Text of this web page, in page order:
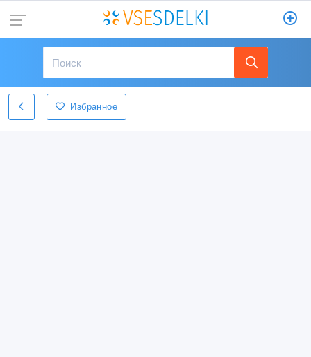
Избранное